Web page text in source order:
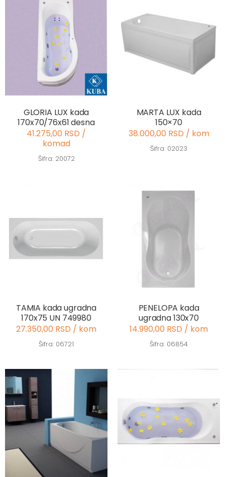
GLORIA LUX kada
170x70/76x61 desna
41.275,00 RSD /
komad
Šifra: 20072
MARTA LUX kada
150×70
38.000,00 RSD / kom
Šifra: 02023
TAMIA kada ugradna
170x75 UN 749980
27.350,00 RSD / kom
Šifra: 06721
PENELOPA kada
ugradna 130x70
14.990,00 RSD / kom
Šifra: 06854